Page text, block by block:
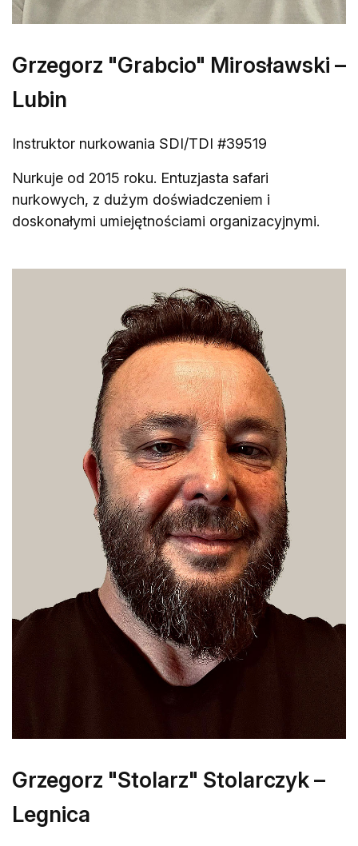
Grzegorz "Grabcio" Mirosławski –
Lubin
Instruktor nurkowania SDI/TDI #39519
Nurkuje od 2015 roku. Entuzjasta safari
nurkowych, z dużym doświadczeniem i
doskonałymi umiejętnościami organizacyjnymi.
Grzegorz "Stolarz" Stolarczyk –
Legnica